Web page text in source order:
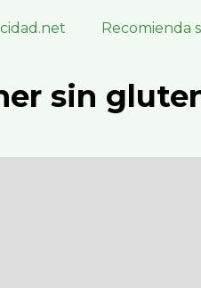
Recomienda
sin